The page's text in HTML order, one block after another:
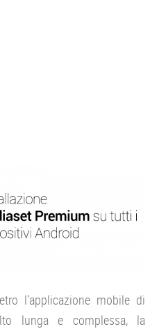
l’applicazione mobile di
lunga e complessa, la